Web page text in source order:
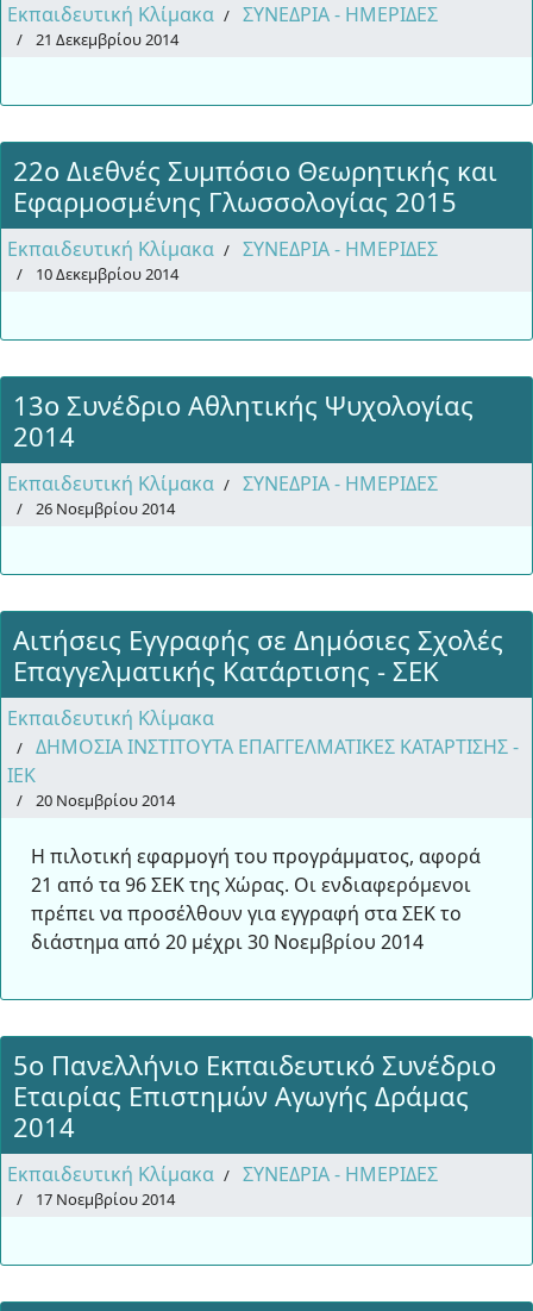
Εκπαιδευτική Κλίμακα ΣΥΝΕΔΡΙΑ - ΗΜΕΡΙΔΕΣ
21 Δεκεμβρίου 2014
22o Διεθνές Συμπόσιο Θεωρητικής και
Εφαρμοσμένης Γλωσσολογίας 2015
Εκπαιδευτική Κλίμακα ΣΥΝΕΔΡΙΑ - ΗΜΕΡΙΔΕΣ
10 Δεκεμβρίου 2014
13ο Συνέδριο Αθλητικής Ψυχολογίας
2014
Εκπαιδευτική Κλίμακα ΣΥΝΕΔΡΙΑ - ΗΜΕΡΙΔΕΣ
26 Νοεμβρίου 2014
Αιτήσεις Eγγραφής σε Δημόσιες Σχολές
Επαγγελματικής Κατάρτισης - ΣΕΚ
Εκπαιδευτική Κλίμακα
ΔΗΜΟΣΙΑ ΙΝΣΤΙΤΟΥΤΑ ΕΠΑΓΓΕΛΜΑΤΙΚΕΣ ΚΑΤΑΡΤΙΣΗΣ -
ΙΕΚ
20 Νοεμβρίου 2014
Η πιλοτική εφαρμογή του προγράμματος, αφορά
21 από τα 96 ΣΕΚ της Χώρας. Οι ενδιαφερόμενοι
πρέπει να προσέλθουν για εγγραφή στα ΣΕΚ το
διάστημα από 20 μέχρι 30 Νοεμβρίου 2014
5ο Πανελλήνιο Εκπαιδευτικό Συνέδριο
Εταιρίας Επιστημών Αγωγής Δράμας
2014
Εκπαιδευτική Κλίμακα ΣΥΝΕΔΡΙΑ - ΗΜΕΡΙΔΕΣ
17 Νοεμβρίου 2014